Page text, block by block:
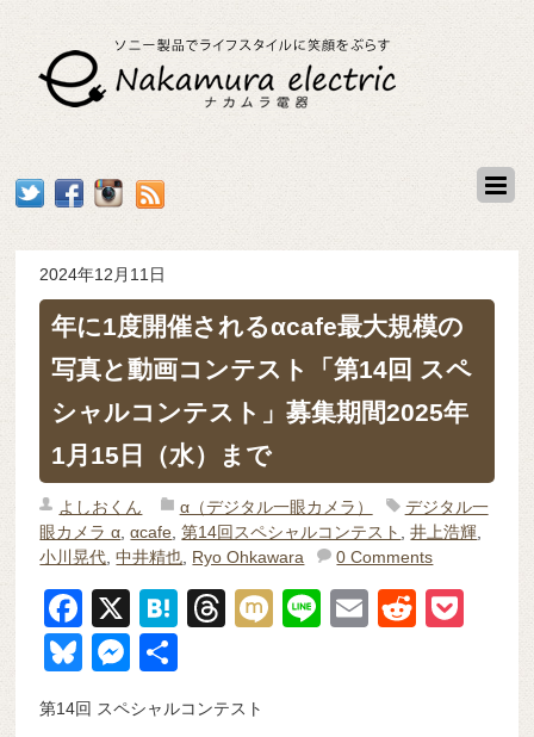
2024年12月11日
年に1度開催されるαcafe最大規模の
写真と動画コンテスト「第14回 スペ
シャルコンテスト」募集期間2025年
1月15日（水）まで
よしおくん α（デジタル一眼カメラ）
デジタル一
眼カメラ α ,αcafe ,第14回スペシャルコンテスト ,井上浩輝
小川晃代 ,中井精也 Ryo Ohkawara 0 Comments
F
a
c
e
X
H
n
T
a
M
Li
E
R
Bl
u
M
第14回 スペシャルコンテスト